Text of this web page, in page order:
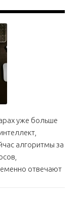
уже больше
алгоритмы за
отвечают